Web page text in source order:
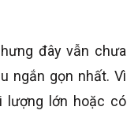
đây vẫn chưa
ngắn gọn nhất. Vì
lượng lớn hoặc có